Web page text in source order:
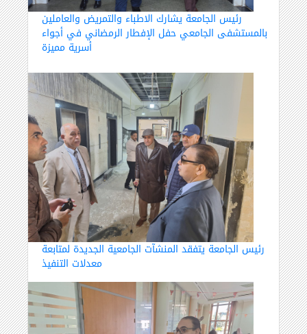
رئيس الجامعة يشارك الاطباء والتمريض والعاملين
بالمستشفى الجامعي حفل الإفطار الرمضاني في أجواء
أسرية مميزة
رئيس الجامعة يتفقد المنشآت الجامعية الجديدة لمتابعة
معدلات التنفيذ